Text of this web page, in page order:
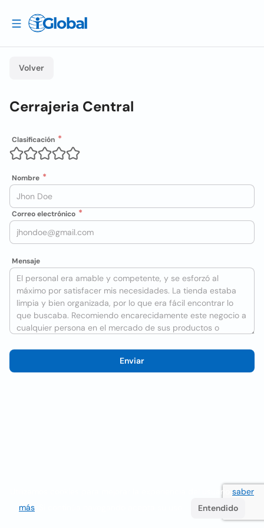
Volver
Cerrajeria Central
Clasificación
Nombre
Correo electrónico
Mensaje
Enviar
Utilizamos cookies para mejorar la experiencia del usuario saber
más
Entendido